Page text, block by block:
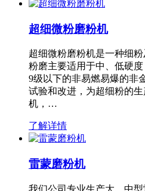
超细微粉磨粉机
超细微粉磨粉机是一种细
粉磨主要适用于中、低硬
9级以下的非易燃易爆的非
试验和改进，为超细粉的
机，…
了解详情
雷蒙磨粉机
我们公司专业生产大、中